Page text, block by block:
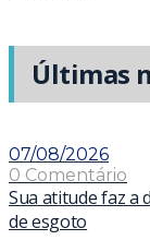
Últimas
07/08/2026
0 Comentário
Sua atitude faz a
de esgoto